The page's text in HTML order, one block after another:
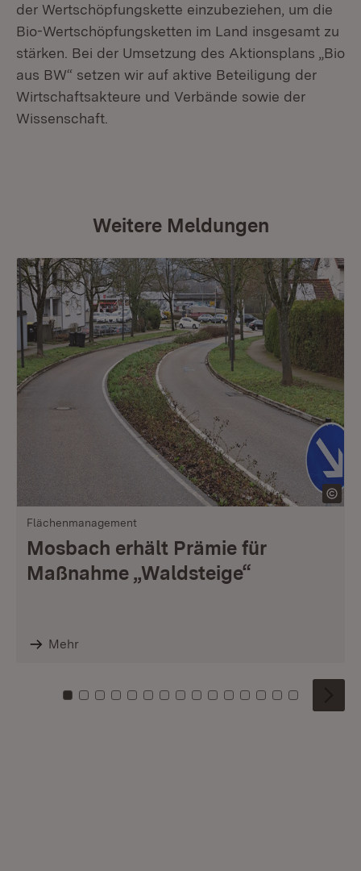
der Wertschöpfungskette einzubeziehen, um die
Bio-Wertschöpfungsketten im Land insgesamt zu
stärken. Bei der Umsetzung des Aktionsplans „Bio
aus BW“ setzen wir auf aktive Beteiligung der
Wirtschaftsakteure und Verbände sowie der
Wissenschaft.
Weitere Meldungen
Flächenmanagement
Mosbach erhält Prämie für
Maßnahme „Waldsteige“
Mehr
Zu Kachel: 0
Zu Kachel: 1
Zu Kachel: 2
Zu Kachel: 3
Zu Kachel: 4
Zu Kachel: 5
Zu Kachel: 6
Zu Kachel: 7
Zu Kachel: 8
Zu Kachel: 9
Zu Kachel: 10
Zu Kachel: 11
Zu Kachel: 12
Zu Kachel:
Zu